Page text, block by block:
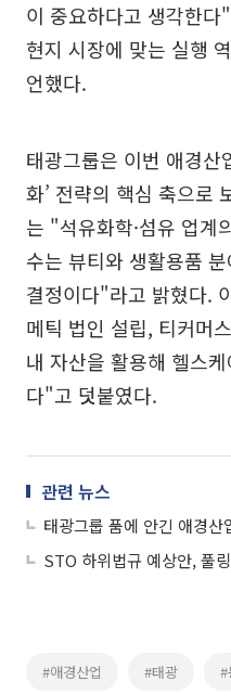
이 중요하다고 생각한
현지 시장에 맞는 실행
언했다.
태광그룹은 이번 애경산
화’ 전략의 핵심 축으로
는 "석유화학·섬유 업계
수는 뷰티와 생활용품
결정이다"라고 밝혔다.
메틱 법인 설립, 티커머
내 자산을 활용해 헬스
다"고 덧붙였다.
관련 뉴스
태광그룹 품에 안긴 애경산
#애경산업 #태광 #